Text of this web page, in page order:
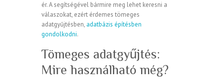
ér. A segítségével bármire meg lehet keresni a
válaszokat, ezért érdemes tömeges
adatgyűjtésben, adatbázis építésben
gondolkodni.
Tömeges adatgyűjtés:
Mire használható még?